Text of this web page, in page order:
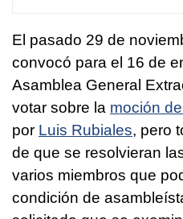
El pasado 29 de
convocó para el 16 de
Asamblea General
votar sobre la moción
por Luis Rubiales, pero
de que se resolvieran
varios miembros que
condición de